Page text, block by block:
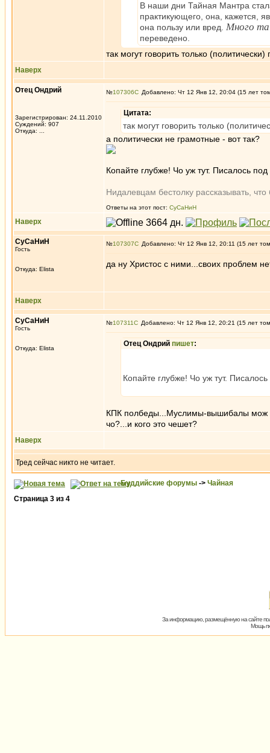
В наши дни Тайная Мантра
практикующего, она, кажется,
она пользу или вред. Много
переведено.
так могут говорить только
Наверх
Отец Ондрий
Зарегистрирован: 24.11.2010
Суждений: 907
Откуда: ...
№107306 Добавлено: Чт 12 Янв 12, 20:04 (15 лет
Цитата:
так могут говорить только
а политически не грамотные - вот так?
Копайте глубже! Чо уж тут. Писалось
Нидалевцам бестолку рассказывать,
Ответы на этот пост: СуСаНиН
Наверх
СуСаНиН
Гость
Откуда: Elista
№107307 Добавлено: Чт 12 Янв 12, 20:11 (15 лет
да ну Христос с ними...своих проблем
Наверх
СуСаНиН
Гость
Откуда: Elista
№107311 Добавлено: Чт 12 Янв 12, 20:21 (15 лет
Отец Ондрий пишет:
Копайте глубже! Чо уж тут.
КПК полбеды...Муслимы-вышибалы мож
чо?...и кого это чешет?
Наверх
Тред сейчас никто не читает.
Буддийские форумы -> Чайная
Страница 3 из 4
За информацию, размещённую на сайте
Мощь